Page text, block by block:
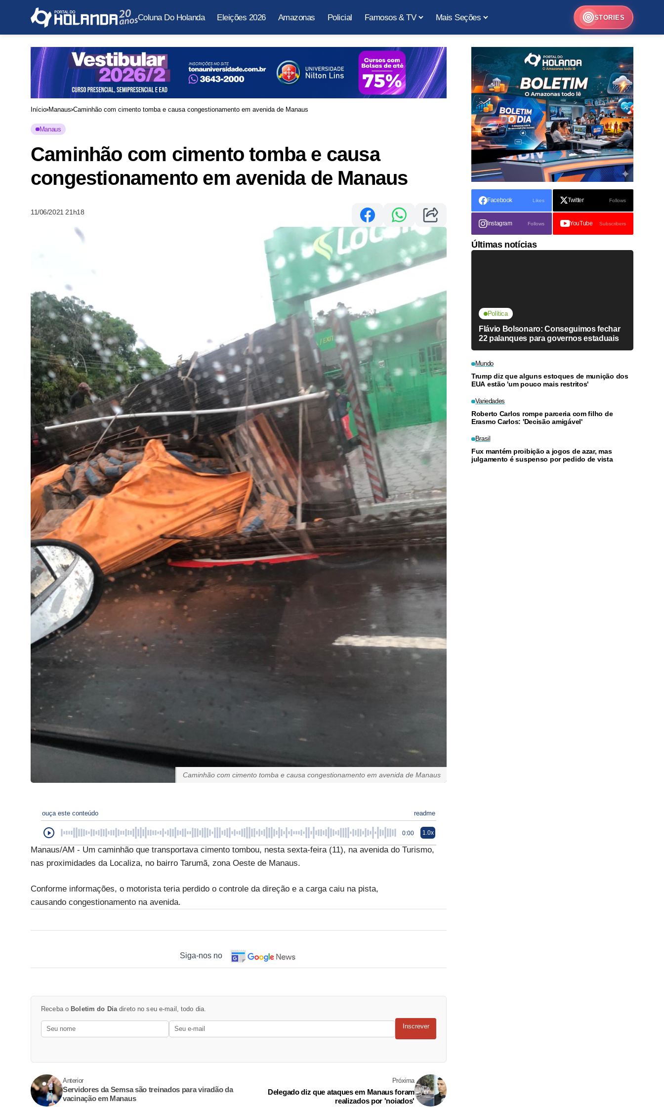
Coluna Do Holanda Eleições 2026 Amazonas Policial Famosos & TV Mais Seções STORIES
Início Manaus Caminhão com cimento tomba e causa congestionamento em avenida de Manaus
Manaus
Caminhão com cimento tomba e causa
congestionamento em avenida de Manaus
11/06/2021 21h18
Caminhão com cimento tomba e causa congestionamento em avenida de Manaus
ouça este conteúdo readme
0:00 1.0x
Manaus/AM - Um caminhão que transportava cimento tombou, nesta sexta-feira (11), na avenida do Turismo,
nas proximidades da Localiza, no bairro Tarumã, zona Oeste de Manaus.
Conforme informações, o motorista teria perdido o controle da direção e a carga caiu na pista,
causando congestionamento na avenida.
Siga-nos no
Receba o Boletim do Dia direto no seu e-mail, todo dia.
Inscrever
Anterior
Servidores da Semsa são treinados para viradão da
vacinação em Manaus
Próxima
Delegado diz que ataques em Manaus foram
realizados por 'noiados'
Facebook Likes Twitter Follows
Instagram Follows YouTube Subscribers
Últimas notícias
Política
Flávio Bolsonaro: Conseguimos fechar
22 palanques para governos estaduais
Mundo
Trump diz que alguns estoques de munição dos
EUA estão 'um pouco mais restritos'
Variedades
Roberto Carlos rompe parceria com filho de
Erasmo Carlos: 'Decisão amigável'
Brasil
Fux mantém proibição a jogos de azar, mas
julgamento é suspenso por pedido de vista